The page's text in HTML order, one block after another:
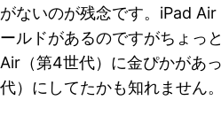
がないのが残念です。iPad
ールドがあるのですがちょっ
Air（第4世代）に金ぴかがあ
代）にしてたかも知れません